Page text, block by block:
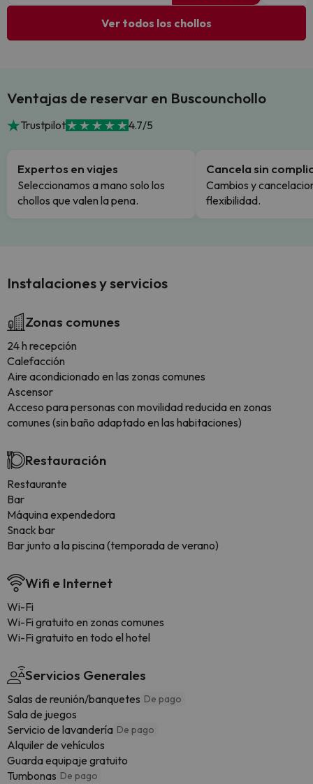
Ver todos los chollos
Ventajas de reservar en Buscounchollo
Trustpilot 4.7/5
Expertos en viajes
Seleccionamos a mano solo los
chollos que valen la pena.
Cancela sin
Cambios y
flexibilidad.
Instalaciones y servicios
Zonas comunes
24 h recepción
Calefacción
Aire acondicionado en las zonas comunes
Ascensor
Acceso para personas con movilidad reducida en zonas
comunes (sin baño adaptado en las habitaciones)
Restauración
Restaurante
Bar
Máquina expendedora
Snack bar
Bar junto a la piscina (temporada de verano)
Wifi e Internet
Wi-Fi
Wi-Fi gratuito en zonas comunes
Wi-Fi gratuito en todo el hotel
Servicios Generales
Salas de reunión/banquetes De pago
Sala de juegos
Servicio de lavandería De pago
Alquiler de vehículos
Guarda equipaje gratuito
Tumbonas De pago